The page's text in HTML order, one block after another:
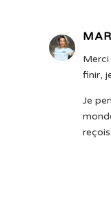
Merci
finir,
Je